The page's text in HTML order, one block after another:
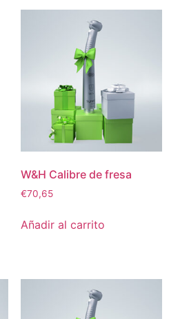
W&H Calibre de fresa
€70,65
Añadir al carrito